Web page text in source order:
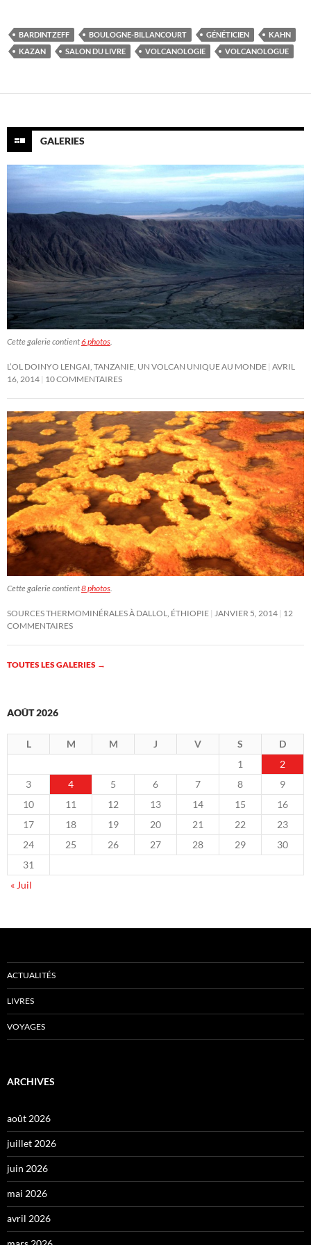
BARDINTZEFF BOULOGNE-BILLANCOURT GÉNÉTICIEN
KAHN
KAZAN
SALON DU LIVRE VOLCANOLOGIE VOLCANOLOGUE
GALERIES
Cette galerie contient6 photos.
L’OL DOINYO LENGAI, TANZANIE, UN VOLCAN UNIQUE AU MONDE AVRIL
16, 2014 10 COMMENTAIRES
Cette galerie contient8 photos.
SOURCES THERMOMINÉRALES À DALLOL, ÉTHIOPIE JANVIER 5, 2014 12
COMMENTAIRES
TOUTES LES GALERIES →
AOÛT 2026
L M M J V S
D
1
2
3
4 5 6 7 8
9
10
11 12 13 14 15
16
17
18 19 20 21 22
23
24
25 26 27 28 29
30
31
« Juil
ACTUALITÉS
LIVRES
VOYAGES
ARCHIVES
août 2026
juillet 2026
juin 2026
mai 2026
avril 2026